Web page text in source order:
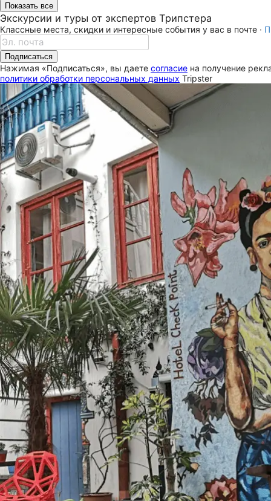
Показать все
Экскурсии и туры от экспертов Трипстера
Классные места, скидки и интересные события у вас в почте ·
Подписаться
Нажимая «Подписаться», вы даете согласие на получение
политики обработки персональных данных Tripster